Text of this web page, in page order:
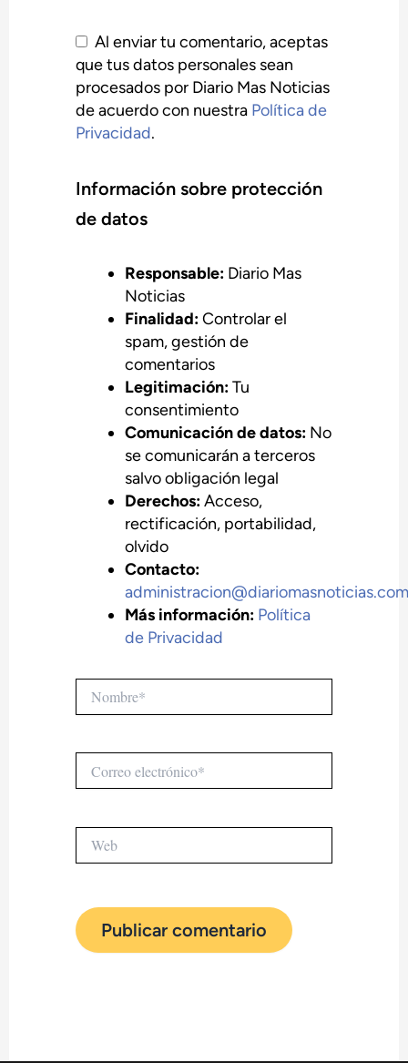
Al enviar tu comentario, aceptas
que tus datos personales sean
procesados por Diario Mas Noticias
de acuerdo con nuestra Política de
Privacidad.
Información sobre protección
de datos
Responsable:Diario Mas
Noticias
Finalidad:Controlar el
spam, gestión de
comentarios
Legitimación:Tu
consentimiento
Comunicación de datos:No
se comunicarán a terceros
salvo obligación legal
Derechos:Acceso,
rectificación, portabilidad,
olvido
Contacto:
administracion@diariomasnoticias.com
Más información: Política
de Privacidad
electrónico*